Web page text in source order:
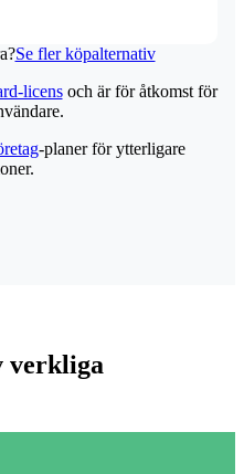
Se fler köpalternativ
licensoch är för åtkomst för
-planer för ytterligare
verkliga